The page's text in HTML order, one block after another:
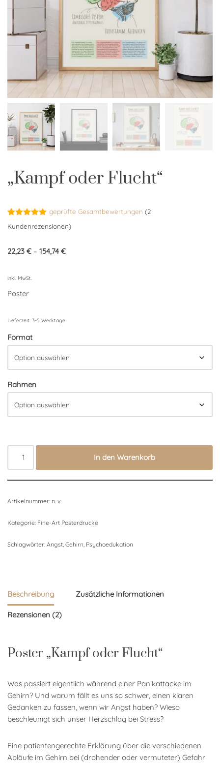
„Kampf oder Flucht“
Bewertet
mit5.00
auf
2
geprüfte Gesamtbewertungen (2
Kundenrezensionen)
22,23 € – 154,74 €
inkl. MwSt.
Poster
Lieferzeit: 3-5 Werktage
Format
Rahmen
In den Warenkorb
Artikelnummer: n. v.
Kategorie: Fine-Art Posterdrucke
Schlagwörter: Angst Gehirn Psychoedukation
Beschreibung Zusätzliche Informationen
Rezensionen (2)
Poster „Kampf oder Flucht“
Was passiert eigentlich während einer Panikattacke im
Gehirn? Und warum fällt es uns so schwer, einen klaren
Gedanken zu fassen, wenn wir Angst haben? Wieso
beschleunigt sich unser Herzschlag bei Stress?
Eine patientengerechte Erklärung über die verschiedenen
Abläufe im Gehirn bei (drohender oder vermuteter) Gefahr